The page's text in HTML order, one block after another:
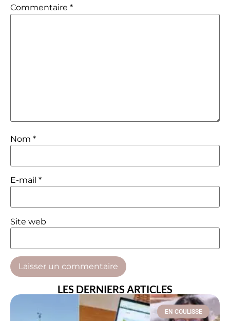
Commentaire *
Nom *
E-mail *
Site web
LES DERNIERS ARTICLES
EN COULISSE